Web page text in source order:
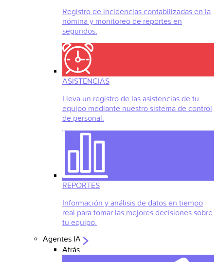
Registro de incidencias contabilizadas en la
nómina y monitoreo de reportes en
segundos.
ASISTENCIAS
Lleva un registro de las asistencias de tu
equipo mediante nuestro sistema de control
de personal.
REPORTES
Información y análisis de datos en tiempo
real para tomar las mejores decisiones sobre
tu equipo.
Agentes IA
Atrás